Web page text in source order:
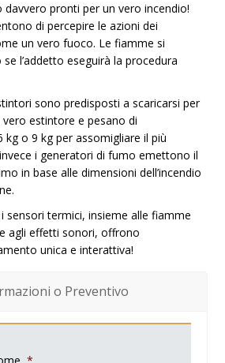
davvero pronti per un vero incendio!
di percepire le azioni dei
un vero fuoco. Le fiamme si
l’addetto eseguirà la procedura
sono predisposti a scaricarsi per
estintore e pesano di
kg o 9 kg per assomigliare il più
i generatori di fumo emettono il
in base alle dimensioni dell’incendio
sensori termici, insieme alle fiamme
agli effetti sonori, offrono
unica e interattiva!
o Preventivo